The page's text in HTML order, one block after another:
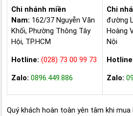
Chi nhánh miền
Nam: 162/37 Nguyễn Văn
Khối, Phường Thông Tây
Hội, TP.HCM
Hotline: (028) 73 00 99 73
Zalo: 0896.449.886
Chi
đường
Hoàng
Nội
Zalo:
Quý khách hoàn toàn yên tâm khi